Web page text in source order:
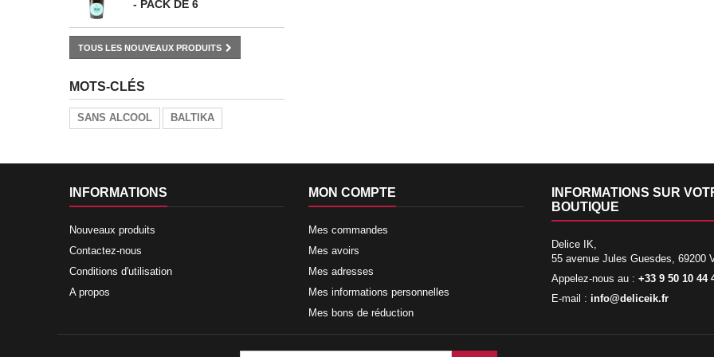
- PACK DE 6
TOUS LES NOUVEAUX PRODUITS
MOTS-CLÉS
SANS ALCOOL BALTIKA
INFORMATIONS
Nouveaux produits
Contactez-nous
Conditions d'utilisation
A propos
MON COMPTE
Mes commandes
Mes avoirs
Mes adresses
Mes informations personnelles
Mes bons de réduction
INFORMATIONS SUR
BOUTIQUE
Delice IK,
55 avenue Jules Guesdes, 69200
Appelez-nous au : +33 9 50 10 44
E-mail : info@deliceik.fr